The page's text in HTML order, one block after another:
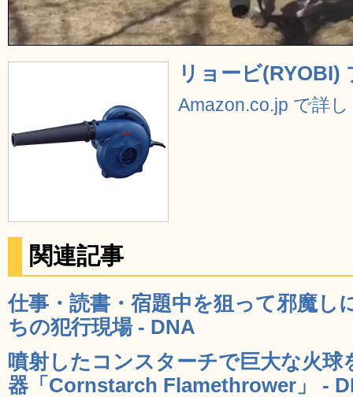
リョービ(RYOBI)
Amazon.co.jp で詳
関連記事
仕事・読書・宿題中を狙って邪魔し
ちの犯行現場 - DNA
噴射したコンスターチで巨大な火球
器「Cornstarch Flamethrower」 -